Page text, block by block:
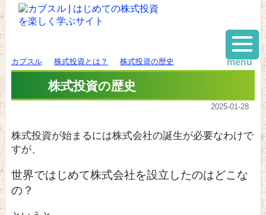
カブスル 株式投資とは？ 株式投資の歴史
株式投資の歴史
2025-01-28
株式投資が始まるには株式会社の誕生が必要なわけで
すが、
世界ではじめて株式会社を設立したのはどこな
の？
menu